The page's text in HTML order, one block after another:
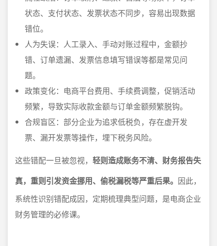
状态、支付状态、发票状态不同步，容易出现数据
错位。
人为失误：人工录入、手动对账过程中，金额抄
错、订单遗漏、发票信息填写错误等都是常见问
题。
政策变化：电商平台费用、手续费调整，促销活动
频繁，导致实际收款金额与订单金额频繁脱钩。
合规盲区：部分企业为追求低税负，存在虚开发
票、漏开发票等操作，埋下税务风险。
这些错配一旦被忽视， 轻则造成账务不清、财务报告失
真，重则引发资金挪用、偷税漏税等严重后果。 因此，
系统性识别错配成因，定期梳理典型问题，是电商企业
财务管理的必修课。